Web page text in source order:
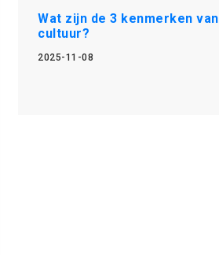
Wat zijn de 3 kenmerken van
cultuur?
2025-11-08